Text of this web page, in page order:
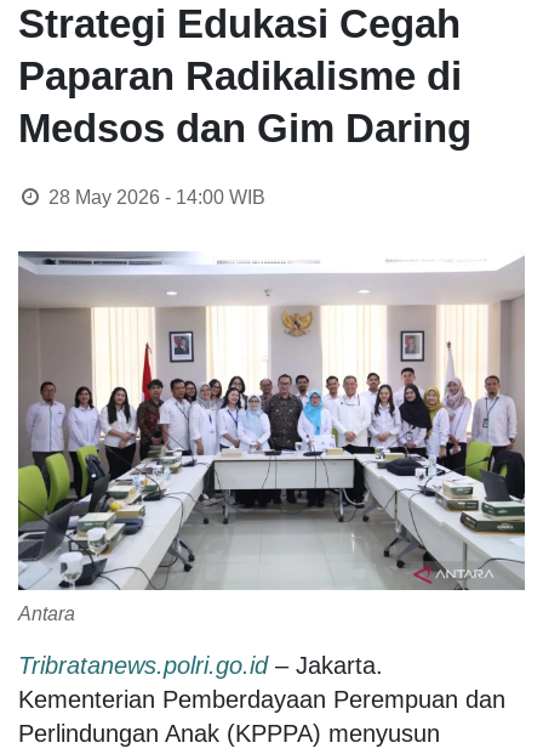
Strategi Edukasi Cegah
Paparan Radikalisme di
Medsos dan Gim Daring
28 May 2026 - 14:00WIB
Antara
Tribratanews.polri.go.id – Jakarta.
Kementerian Pemberdayaan Perempuan dan
Perlindungan Anak (KPPPA) menyusun